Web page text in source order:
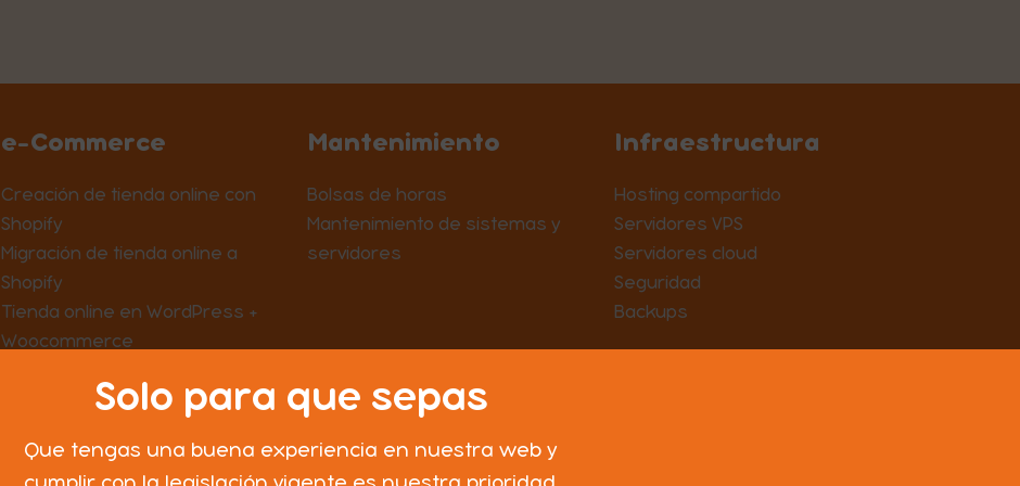
e-Commerce
Creación de tienda online con
Shopify
Migración de tienda online a
Shopify
Tienda online en WordPress +
Woocommerce
Mantenimiento
Bolsas de horas
Mantenimiento de sistemas y
servidores
Infraestructura
Hosting compartido
Servidores VPS
Servidores cloud
Seguridad
Backups
Solo para que sepas
Que tengas una buena experiencia en nuestra web y